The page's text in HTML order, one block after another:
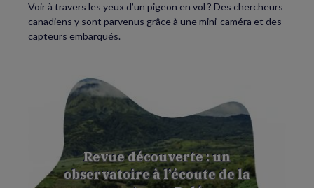
Voir à travers les yeux d’un pigeon en vol ? Des chercheurs
canadiens y sont parvenus grâce à une mini-caméra et des
capteurs embarqués.
Revue découverte : un
observatoire à l’écoute de la